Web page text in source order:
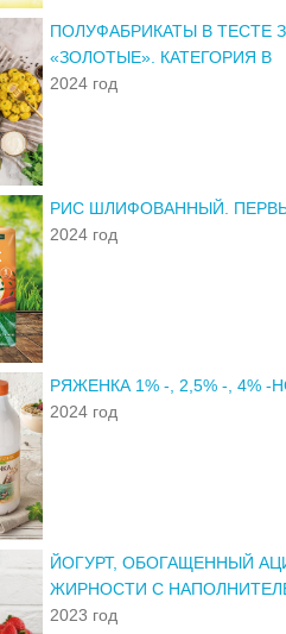
ПОЛУФАБРИКАТЫ В ТЕСТЕ
«ЗОЛОТЫЕ». КАТЕГОРИЯ В
2024 год
РИС ШЛИФОВАННЫЙ.
2024 год
РЯЖЕНКА 1% -, 2,5% -, 4%
2024 год
ЙОГУРТ, ОБОГАЩЕННЫЙ
ЖИРНОСТИ С
2023 год